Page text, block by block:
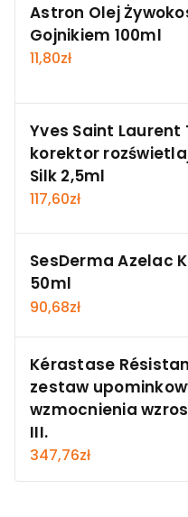
Astron Olej
Gojnikiem 100ml
11,80zł
Yves Saint Laurent
korektor
Silk 2,5ml
117,60zł
SesDerma Azelac
50ml
90,68zł
Kérastase
zestaw
wzmocnienia
III.
347,76zł